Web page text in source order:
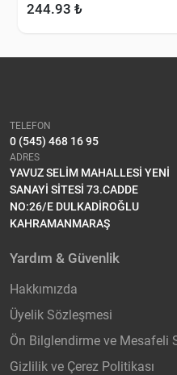
244.93 ₺
TELEFON
0 (545) 468 16 95
ADRES
YAVUZ SELİM MAHALLESİ YENİ
SANAYİ SİTESİ 73.CADDE
NO:26/E DULKADİROĞLU
KAHRAMANMARAŞ
Yardım & Güvenlik
Hakkımızda
Üyelik Sözleşmesi
Ön Bilglendirme ve Mesafeli
Gizlilik ve Çerez Politikası